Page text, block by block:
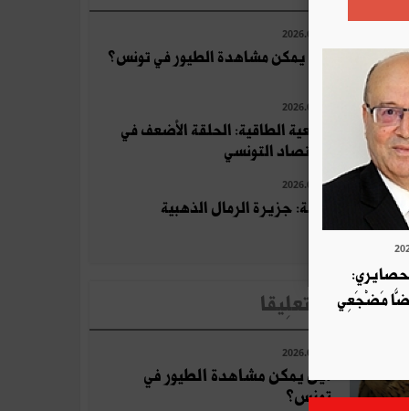
2026.07.22
أين يمكن مشاهدة الطيور في تونس؟
2026.07.10
التبعية الطاقية: الحلقة الأضعف في
الاقتصاد التونسي
2026.07.23
جربة: جزيرة الرمال الذهبية
الأكثر تعلِيقا
2026.07.22
أين يمكن مشاهدة الطيور في
تونس؟
مَضْجَعِي